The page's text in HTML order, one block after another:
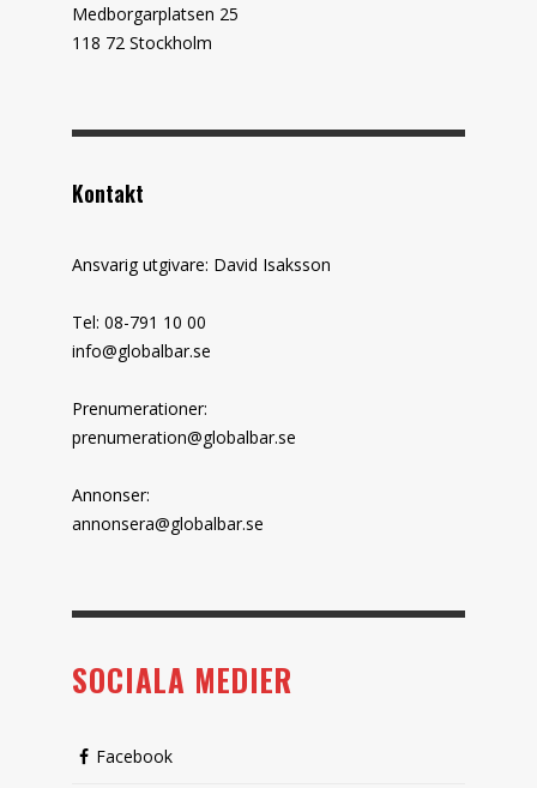
Medborgarplatsen 25
118 72 Stockholm
Kontakt
Ansvarig utgivare: David Isaksson
Tel: 08-791 10 00
info@globalbar.se
Prenumerationer:
prenumeration@globalbar.se
Annonser:
annonsera@globalbar.se
SOCIALA MEDIER
Facebook